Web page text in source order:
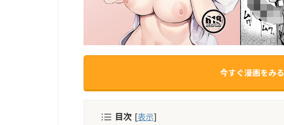
今すぐ漫画をみる
目次 [表示]